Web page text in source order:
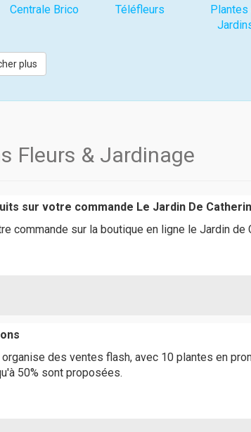
Centrale Brico Téléfleurs
Plantes
plus
Fleurs & Jardinage
sur votre commande Le Jardin De
commande sur la boutique en ligne le Jardin de
des ventes flash, avec 10 plantes en
50% sont proposées.